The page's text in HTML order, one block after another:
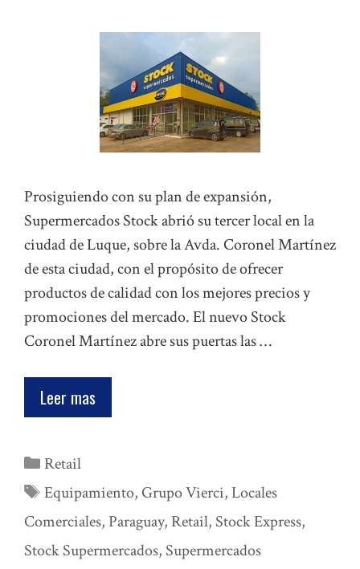
Prosiguiendo con su plan de expansión,
Supermercados Stock abrió su tercer local en la
ciudad de Luque, sobre la Avda. Coronel Martínez
de esta ciudad, con el propósito de ofrecer
productos de calidad con los mejores precios y
promociones del mercado. El nuevo Stock
Coronel Martínez abre sus puertas las …
Leer mas
Categorías
Retail
Etiquetas
Equipamiento, Grupo Vierci,Locales
Comerciales, Paraguay, Retail, Stock Express,
Stock Supermercados, Supermercados